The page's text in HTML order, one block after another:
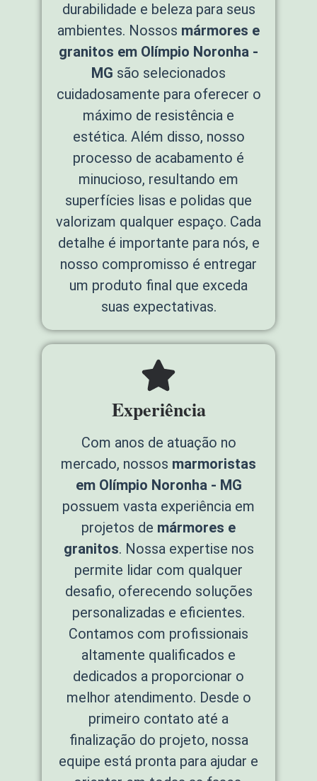
durabilidade e beleza para seus
ambientes. Nossos mármores e
granitos em Olímpio Noronha -
MG são selecionados
cuidadosamente para oferecer o
máximo de resistência e
estética. Além disso, nosso
processo de acabamento é
minucioso, resultando em
superfícies lisas e polidas que
valorizam qualquer espaço. Cada
detalhe é importante para nós, e
nosso compromisso é entregar
um produto final que exceda
suas expectativas.
Experiência
Com anos de atuação no
mercado, nossos marmoristas
em Olímpio Noronha - MG
possuem vasta experiência em
projetos de mármores e
granitos. Nossa expertise nos
permite lidar com qualquer
desafio, oferecendo soluções
personalizadas e eficientes.
Contamos com profissionais
altamente qualificados e
dedicados a proporcionar o
melhor atendimento. Desde o
primeiro contato até a
finalização do projeto, nossa
equipe está pronta para ajudar e